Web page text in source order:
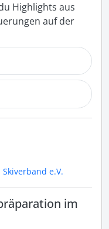
Highlights aus
auf der
e.V.
im